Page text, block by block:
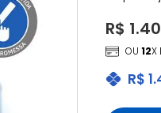
R$
R$
OU12X